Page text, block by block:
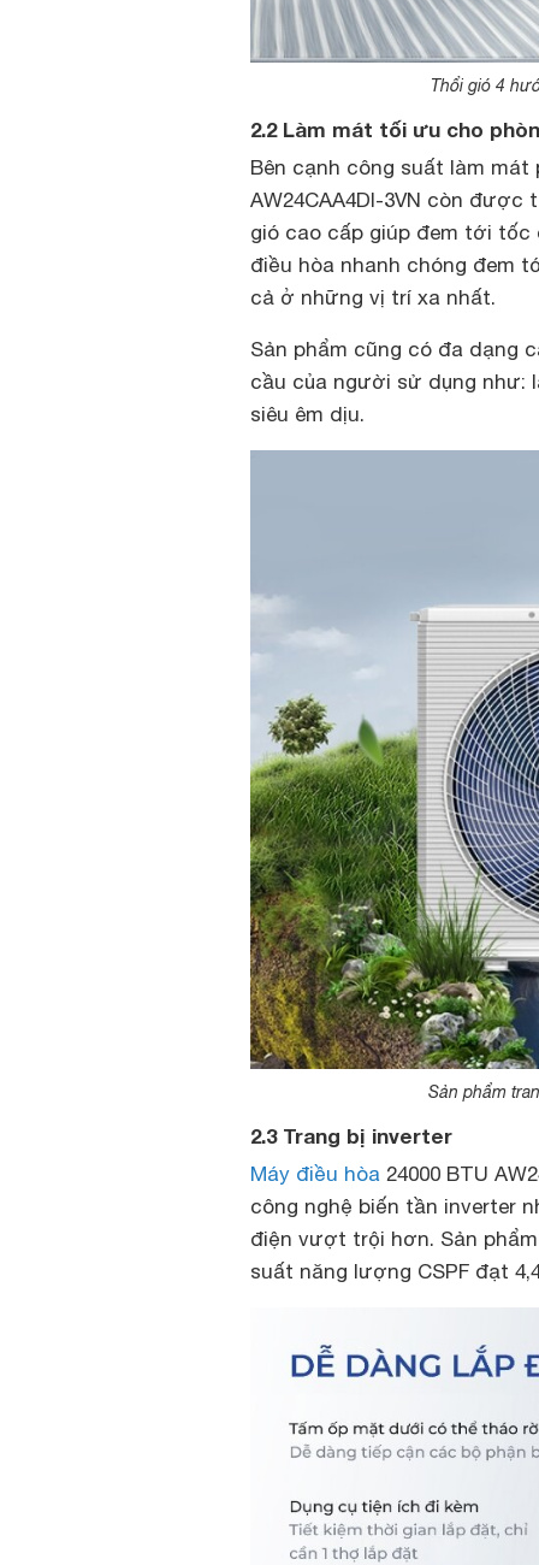
Thổi gió 4
2.2 Làm mát tối ưu cho
Bên cạnh công suất làm mát
AW24CAA4DI-3VN còn
gió cao cấp giúp đem tới tốc
điều hòa nhanh chóng đem
cả ở những vị trí xa nhất.
Sản phẩm cũng có đa dạng
cầu của người sử dụng như:
siêu êm dịu.
Sản phẩm
2.3 Trang bị inverter
Máy điều hòa 24000 BTU
công nghệ biến tần inverter
điện vượt trội hơn. Sản
suất năng lượng CSPF đạt